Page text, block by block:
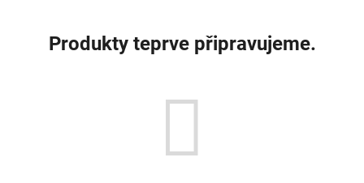
Produkty teprve připravujeme.